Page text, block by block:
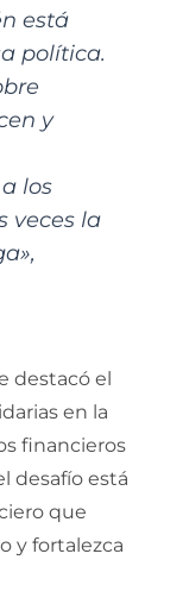
está
política.
y
los
veces la
destacó el
en la
financieros
desafío está
que
y fortalezca